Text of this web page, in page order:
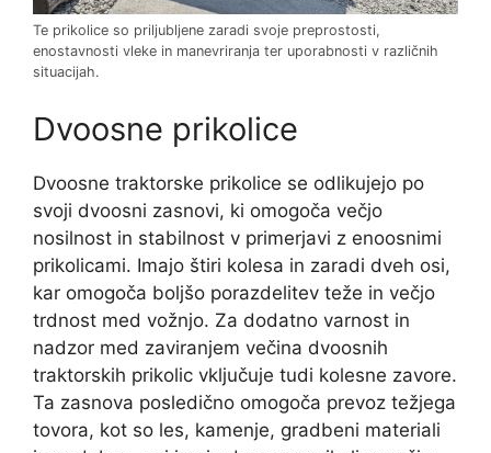
Te prikolice so priljubljene zaradi svoje preprostosti,
enostavnosti vleke in manevriranja ter uporabnosti v različnih
situacijah.
Dvoosne prikolice
Dvoosne traktorske prikolice se odlikujejo po
svoji dvoosni zasnovi, ki omogoča večjo
nosilnost in stabilnost v primerjavi z enoosnimi
prikolicami. Imajo štiri kolesa in zaradi dveh osi,
kar omogoča boljšo porazdelitev teže in večjo
trdnost med vožnjo. Za dodatno varnost in
nadzor med zaviranjem večina dvoosnih
traktorskih prikolic vključuje tudi kolesne zavore.
Ta zasnova posledično omogoča prevoz težjega
tovora, kot so les, kamenje, gradbeni materiali